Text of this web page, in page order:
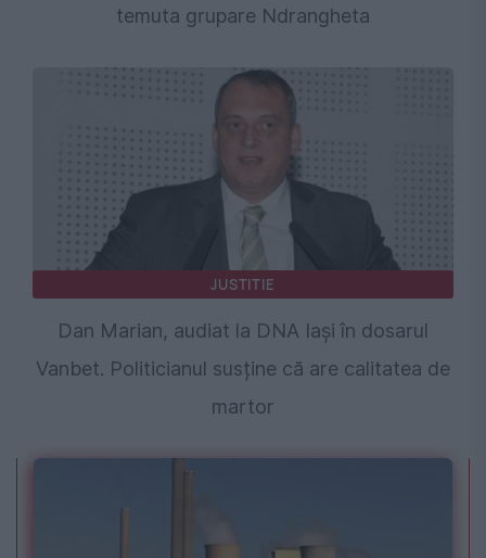
temuta grupare Ndrangheta
JUSTITIE
Dan Marian, audiat la DNA Iași în dosarul
Vanbet. Politicianul susține că are calitatea de
martor